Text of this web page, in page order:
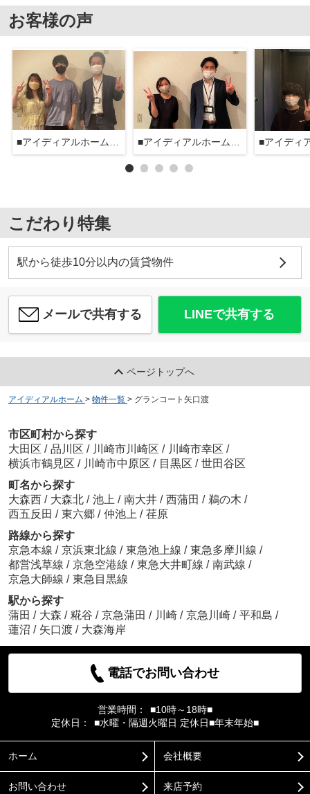
お客様の声
■アイディアルホーム大森本店■ ■アイディアルホーム大森本店■
こだわり特集
駅から徒歩10分以内の賃貸物件
メールで共有する LINEで共有する
ページトップへ
アイディアルホーム > 物件一覧 > グランコート矢口渡
市区町村から探す
大田区 / 品川区 / 川崎市川崎区 / 川崎市幸区 /
横浜市鶴見区 / 川崎市中原区 / 目黒区 / 世田谷区
町名から探す
大森西 / 大森北 / 池上 / 南大井 / 西蒲田 / 鵜の木 /
西五反田 / 東六郷 / 仲池上 / 荏原
路線から探す
京急本線 / 京浜東北線 / 東急池上線 / 東急多摩川線 /
都営浅草線 / 京急空港線 / 東急大井町線 / 南武線 /
京急大師線 / 東急目黒線
駅から探す
蒲田 / 大森 / 糀谷 / 京急蒲田 / 川崎 / 京急川崎 / 平和島 /
蓮沼 / 矢口渡 / 大森海岸
電話でお問い合わせ
営業時間：
■10時～18時■
定休日：
■水曜・隔週火曜日 定休日■年末年始■
ホーム 会社概要
お問い合わせ 来店予約